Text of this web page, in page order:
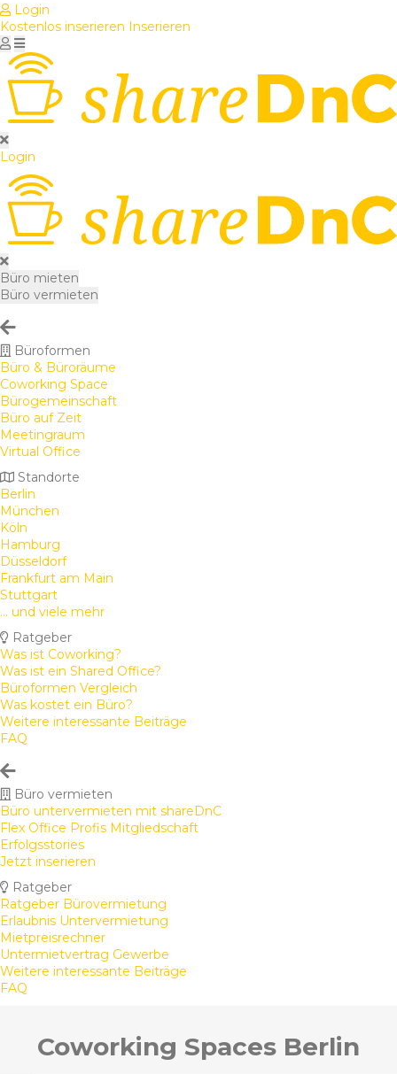
Login
Kostenlos inserieren Inserieren
Login
Büro mieten
Büro vermieten
Büroformen
Büro & Büroräume
Coworking Space
Bürogemeinschaft
Büro auf Zeit
Meetingraum
Virtual Office
Standorte
Berlin
München
Köln
Hamburg
Düsseldorf
Frankfurt am Main
Stuttgart
... und viele mehr
Ratgeber
Was ist Coworking?
Was ist ein Shared Office?
Büroformen Vergleich
Was kostet ein Büro?
Weitere interessante Beiträge
FAQ
Büro vermieten
Büro untervermieten mit shareDnC
Flex Office Profis Mitgliedschaft
Erfolgsstories
Jetzt inserieren
Ratgeber
Ratgeber Bürovermietung
Erlaubnis Untervermietung
Mietpreisrechner
Untermietvertrag Gewerbe
Weitere interessante Beiträge
FAQ
Coworking Spaces Berlin